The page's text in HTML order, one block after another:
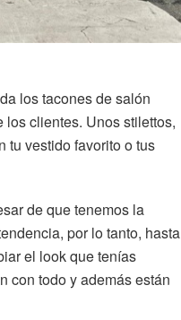
los tacones de salón
clientes. Unos stilettos,
tu vestido favorito o tus
de que tenemos la
por lo tanto, hasta
el look que tenías
con todo y además están